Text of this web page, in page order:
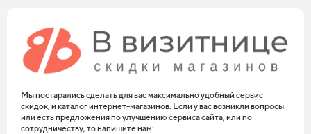
Мы постарались сделать для вас максимально удобный сервис
скидок, и каталог интернет-магазинов. Если у вас возникли вопросы
или есть предложения по улучшению сервиса сайта, или по
сотрудничеству, то напишите нам: